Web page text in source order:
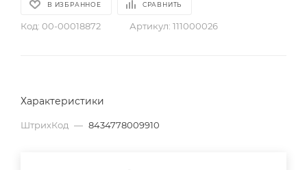
В ИЗБРАННОЕ СРАВНИТЬ
Код: 00-00018872 Артикул: 111000026
Характеристики
ШтрихКод — 8434778009910